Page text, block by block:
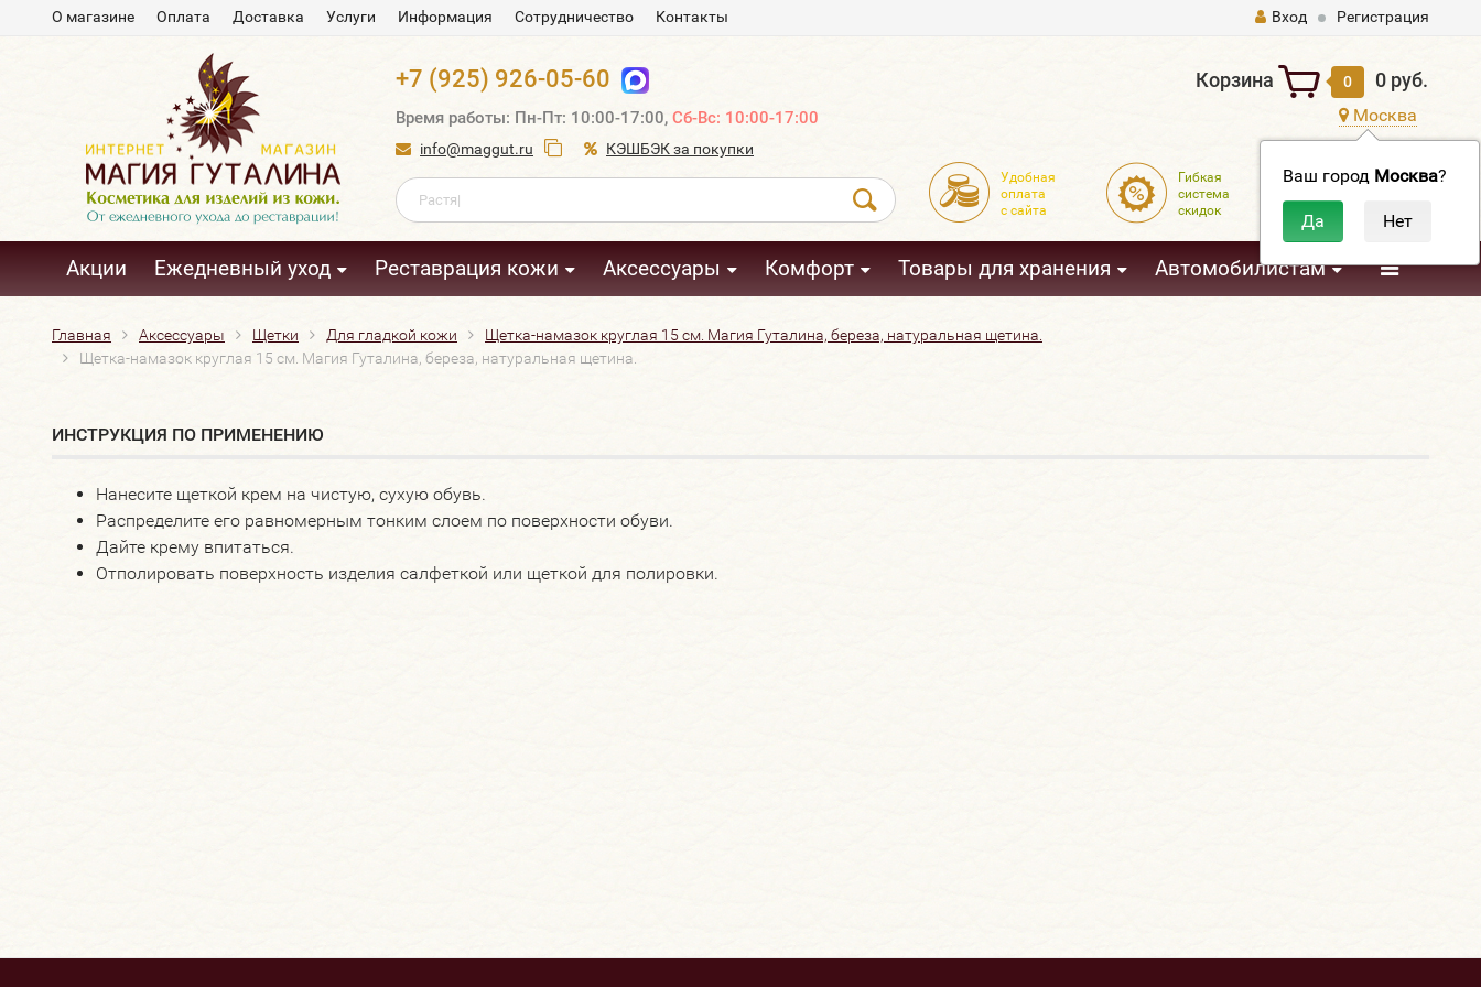
О магазине Оплата Доставка Услуги Информация Сотрудничество Контакты Вход Регистрация
+7 (925) 926-05-60
Время работы: Пн-Пт: 10:00-17:00, Сб-Вс: 10:00-17:00
info@maggut.ru КЭШБЭК за покупки
Корзина 0 0 руб.
Москва
Ваш город Москва?
Удобная
оплата
с сайта
Гибкая
система
скидок
Доставка
Акции Ежедневный уход Реставрация кожи Аксессуары Комфорт Товары для хранения Автомобилистам
Главная Аксессуары Щетки Для гладкой кожи
Щетка-намазок круглая 15 см. Магия Гуталина, береза, натуральная щетина.
Щетка-намазок круглая 15 см. Магия Гуталина, береза, натуральная щетина.
ИНСТРУКЦИЯ ПО ПРИМЕНЕНИЮ
Нанесите щеткой крем на чистую, сухую обувь.
Распределите его равномерным тонким слоем по поверхности обуви.
Дайте крему впитаться.
Отполировать поверхность изделия салфеткой или щеткой для полировки.